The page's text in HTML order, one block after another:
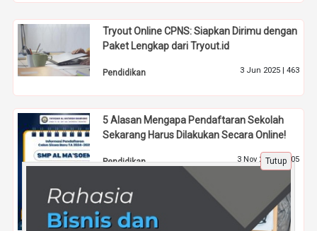
Tryout Online CPNS: Siapkan Dirimu dengan
Paket Lengkap dari Tryout.id
Pendidikan 3 Jun 2025 | 463
5 Alasan Mengapa Pendaftaran Sekolah
Sekarang Harus Dilakukan Secara Online!
Pendidikan 3 Nov 2023 |1405
Tutup